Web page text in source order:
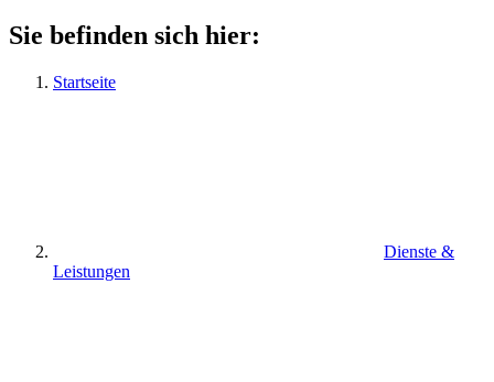
Sie befinden sich hier:
Startseite
Dienste &
Leistungen